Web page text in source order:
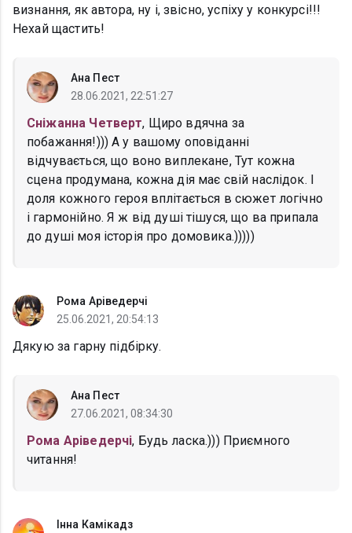
визнання, як автора, ну і, звісно, успіху у конкурсі!!!
Нехай щастить!
Ана Пест
28.06.2021, 22:51:27
Сніжанна Четверт, Щиро вдячна за
побажання!))) А у вашому оповіданні
відчувається, що воно виплекане, Тут кожна
сцена продумана, кожна дія має свій наслідок. І
доля кожного героя вплітається в сюжет логічно
і гармонійно. Я ж від душі тішуся, що ва припала
до душі моя історія про домовика.)))))
Рома Аріведерчі
25.06.2021, 20:54:13
Дякую за гарну підбірку.
Ана Пест
27.06.2021, 08:34:30
Рома Аріведерчі, Будь ласка.))) Приємного
читання!
Інна Камікадз